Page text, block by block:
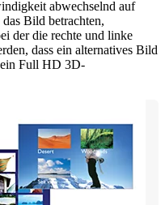
abwechselnd auf
Bild betrachten,
der die rechte und linke
dass ein alternatives Bild
ein Full HD 3D-